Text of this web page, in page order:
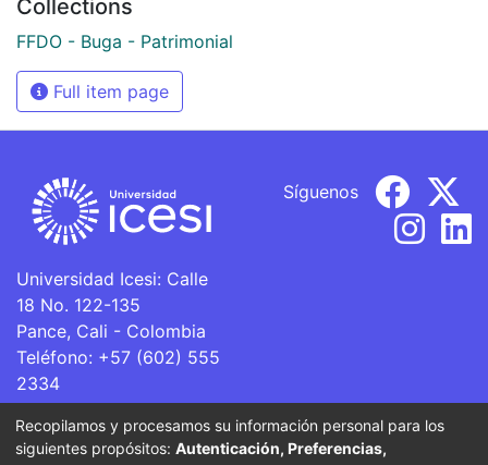
Collections
FFDO - Buga - Patrimonial
Full item page
Universidad Icesi: Calle
18 No. 122-135
Pance, Cali - Colombia
Teléfono: +57 (602) 555
2334
ventanillaunica@icesi.edu.co
Síguenos
Recopilamos y procesamos su información personal para los
siguientes propósitos: Autenticación, Preferencias,